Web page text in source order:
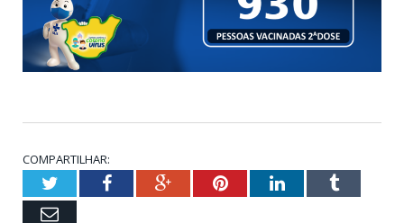
COMPARTILHAR:
TwitterFacebookGoogle+PinterestLinkedInTumblr
Email